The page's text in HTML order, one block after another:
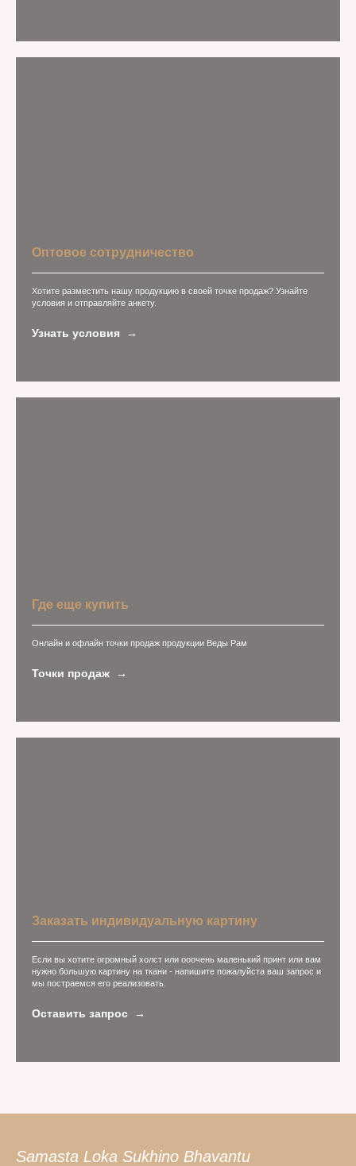
Оптовое сотрудничество
Хотите разместить нашу продукцию в своей точке продаж? Узнайте
условия и отправляйте анкету.
Узнать условия
Где еще купить
Онлайн и офлайн точки продаж продукции Веды Рам
Точки продаж
Заказать индивидуальную картину
Если вы хотите огромный холст или ооочень маленький принт или вам
нужно большую картину на ткани - напишите пожалуйста ваш запрос и
мы постраемся его реализовать.
Оставить запрос
Samasta Loka Sukhino Bhavantu